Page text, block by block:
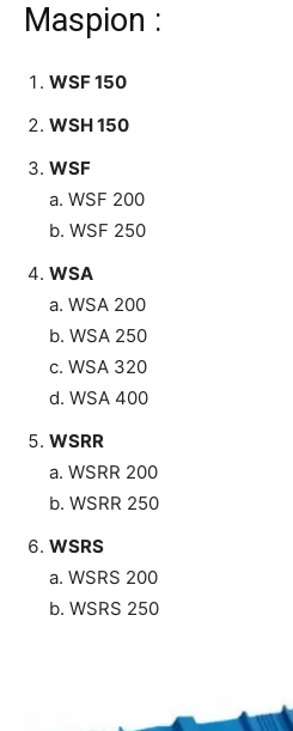
Maspion :
WSF 150
WSH 150
WSF
a. WSF 200
b. WSF 250
WSA
a. WSA 200
b. WSA 250
c. WSA 320
d. WSA 400
WSRR
a. WSRR 200
b. WSRR 250
WSRS
a. WSRS 200
b. WSRS 250